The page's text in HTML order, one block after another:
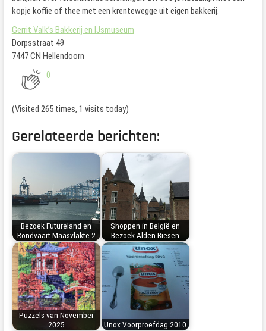
kopje koffie of thee met een krentewegge uit eigen bakkerij.
Gerrit Valk’s Bakkerij en IJsmuseum
Dorpsstraat 49
7447 CN Hellendoorn
0
(Visited 265 times, 1 visits today)
Gerelateerde berichten:
Bezoek Futureland en
Rondvaart Maasvlakte 2
Shoppen in België en
Bezoek Alden Biesen
Puzzels van November
2025
Unox Voorproefdag 2010